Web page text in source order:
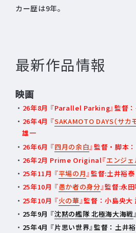
カー歴は9年。
最新作品情報
映画
26年8月 『Parallel Parking』監督
26年4月 『SAKAMOTO DAYS（サカ
雄一
26年6月 『四月の余白』監督・脚本
26年2月 Prime Original『エンジ
25年11月 『平場の月』監督:土井裕泰
25年10月 『愚か者の身分』監督:永
25年10月 『火の華』監督：小島央
25年9月 『沈黙の艦隊 北極海大海戦
25年4月 『片思い世界』監督：土井